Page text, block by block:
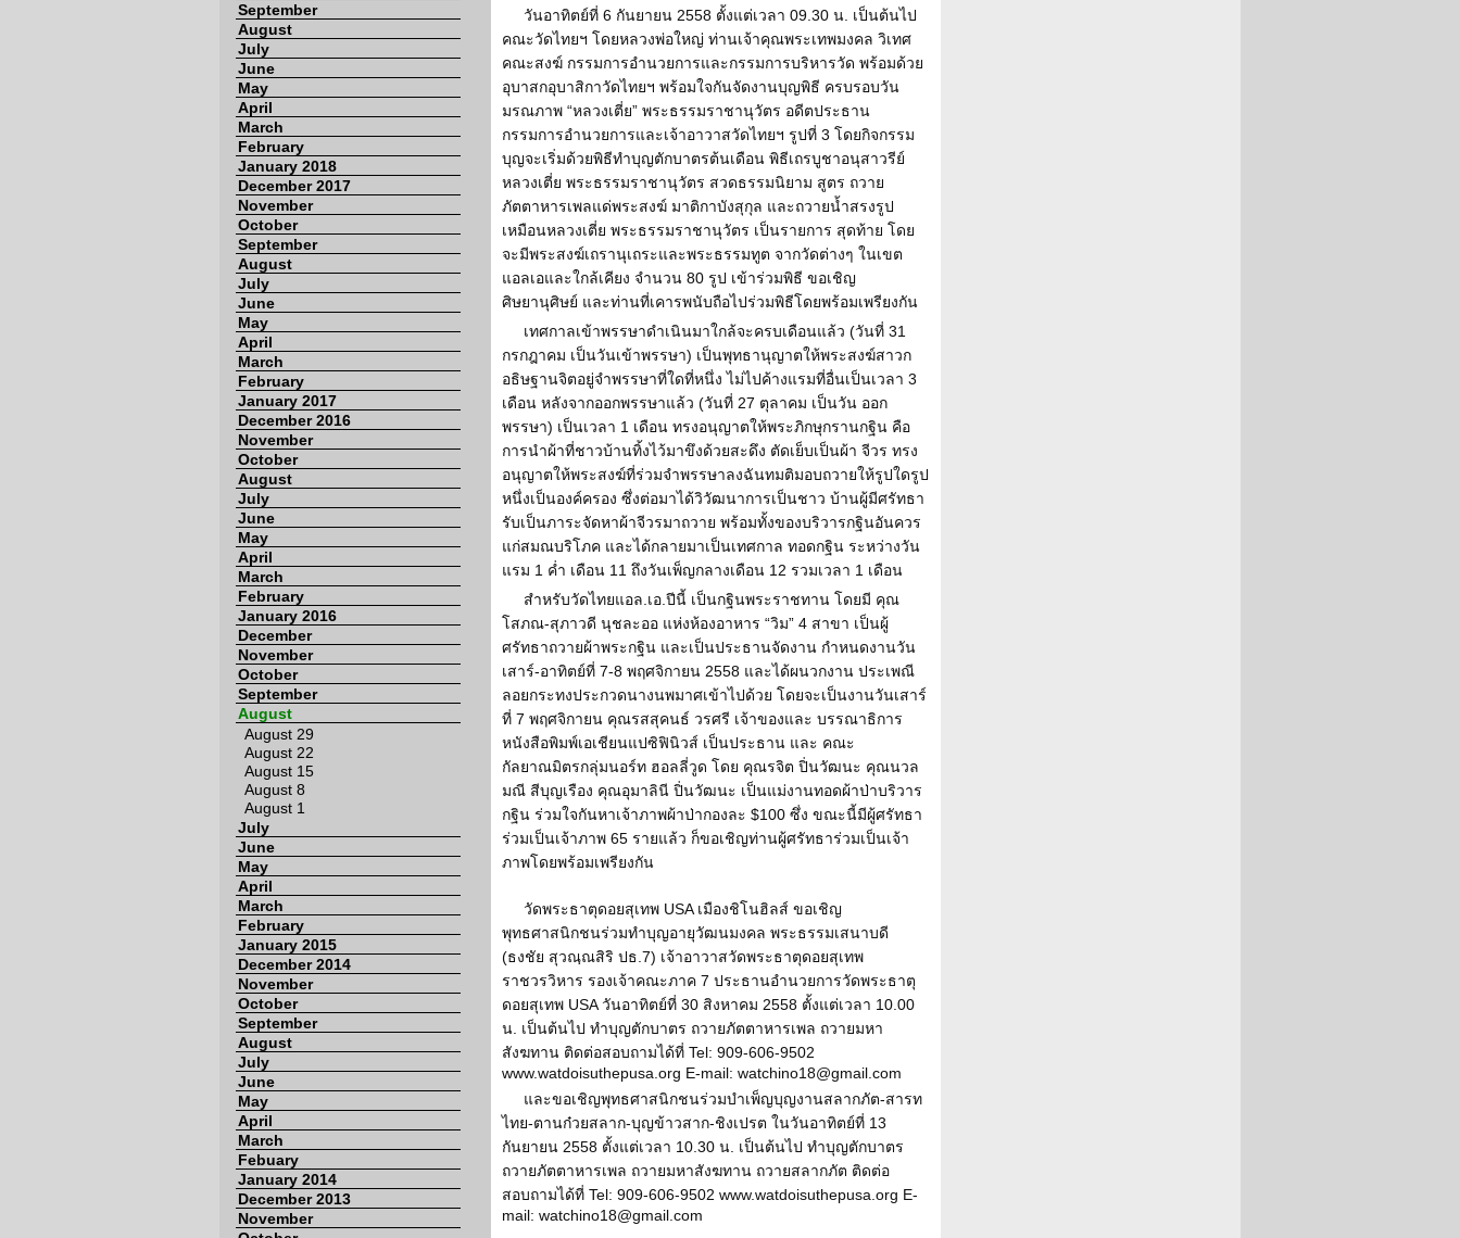
September
August
July
June
May
April
March
February
January 2018
December 2017
November
October
September
August
July
June
May
April
March
February
January 2017
December 2016
November
October
August
July
June
May
April
March
February
January 2016
December
November
October
September
August
August 29
August 22
August 15
August 8
August 1
July
June
May
April
March
February
January 2015
December 2014
November
October
September
August
July
June
May
April
March
Febuary
January 2014
December 2013
November
วันอาทิตย์ที่ 6 กันยายน 2558 ตั้งแต่เวลา 09.30 น. เป็นต้นไป
คณะวัดไทยฯ โดยหลวงพ่อใหญ่ ท่านเจ้าคุณพระเทพมงคล วิเทศ
คณะสงฆ์ กรรมการอำนวยการและกรรมการบริหารวัด พร้อมด้วย
อุบาสกอุบาสิกาวัดไทยฯ พร้อมใจกันจัดงานบุญพิธี ครบรอบวัน
มรณภาพ “หลวงเตี่ย” พระธรรมราชานุวัตร อดีตประธาน
กรรมการอำนวยการและเจ้าอาวาสวัดไทยฯ รูปที่ 3 โดยกิจกรรม
บุญจะเริ่มด้วยพิธีทำบุญตักบาตรต้นเดือน พิธีเถรบูชาอนุสาวรีย์
หลวงเตี่ย พระธรรมราชานุวัตร สวดธรรมนิยาม สูตร ถวาย
ภัตตาหารเพลแด่พระสงฆ์ มาติกาบังสุกุล และถวายน้ำสรงรูป
เหมือนหลวงเตี่ย พระธรรมราชานุวัตร เป็นรายการ สุดท้าย โดย
จะมีพระสงฆ์เถรานุเถระและพระธรรมทูต จากวัดต่างๆ ในเขต
แอลเอและใกล้เคียง จำนวน 80 รูป เข้าร่วมพิธี ขอเชิญ
ศิษยานุศิษย์ และท่านที่เคารพนับถือไปร่วมพิธีโดยพร้อมเพรียงกัน
เทศกาลเข้าพรรษาดำเนินมาใกล้จะครบเดือนแล้ว (วันที่ 31
กรกฎาคม เป็นวันเข้าพรรษา) เป็นพุทธานุญาตให้พระสงฆ์สาวก
อธิษฐานจิตอยู่จำพรรษาที่ใดที่หนึ่ง ไม่ไปค้างแรมที่อื่นเป็นเวลา 3
เดือน หลังจากออกพรรษาแล้ว (วันที่ 27 ตุลาคม เป็นวัน ออก
พรรษา) เป็นเวลา 1 เดือน ทรงอนุญาตให้พระภิกษุกรานกฐิน คือ
การนำผ้าที่ชาวบ้านทิ้งไว้มาขึงด้วยสะดึง ตัดเย็บเป็นผ้า จีวร ทรง
อนุญาตให้พระสงฆ์ที่ร่วมจำพรรษาลงฉันทมติมอบถวายให้รูปใดรูป
หนึ่งเป็นองค์ครอง ซึ่งต่อมาได้วิวัฒนาการเป็นชาว บ้านผู้มีศรัทธา
รับเป็นภาระจัดหาผ้าจีวรมาถวาย พร้อมทั้งของบริวารกฐินอันควร
แก่สมณบริโภค และได้กลายมาเป็นเทศกาล ทอดกฐิน ระหว่างวัน
แรม 1 ค่ำ เดือน 11 ถึงวันเพ็ญกลางเดือน 12 รวมเวลา 1 เดือน
สำหรับวัดไทยแอล.เอ.ปีนี้ เป็นกฐินพระราชทาน โดยมี คุณ
โสภณ-สุภาวดี นุชละออ แห่งห้องอาหาร “วิม” 4 สาขา เป็นผู้
ศรัทธาถวายผ้าพระกฐิน และเป็นประธานจัดงาน กำหนดงานวัน
เสาร์-อาทิตย์ที่ 7-8 พฤศจิกายน 2558 และได้ผนวกงาน ประเพณี
ลอยกระทงประกวดนางนพมาศเข้าไปด้วย โดยจะเป็นงานวันเสาร์
ที่ 7 พฤศจิกายน คุณรสสุคนธ์ วรศรี เจ้าของและ บรรณาธิการ
หนังสือพิมพ์เอเชียนแปซิฟินิวส์ เป็นประธาน และ คณะ
กัลยาณมิตรกลุ่มนอร์ท ฮอลลี่วูด โดย คุณรจิต ปิ่นวัฒนะ คุณนวล
มณี สีบุญเรือง คุณอุมาลินี ปิ่นวัฒนะ เป็นแม่งานทอดผ้าป่าบริวาร
กฐิน ร่วมใจกันหาเจ้าภาพผ้าป่ากองละ $100 ซึ่ง ขณะนี้มีผู้ศรัทธา
ร่วมเป็นเจ้าภาพ 65 รายแล้ว ก็ขอเชิญท่านผู้ศรัทธาร่วมเป็นเจ้า
ภาพโดยพร้อมเพรียงกัน
วัดพระธาตุดอยสุเทพ USA เมืองชิโนฮิลส์ ขอเชิญ
พุทธศาสนิกชนร่วมทำบุญอายุวัฒนมงคล พระธรรมเสนาบดี
(ธงชัย สุวณฺณสิริ ปธ.7) เจ้าอาวาสวัดพระธาตุดอยสุเทพ
ราชวรวิหาร รองเจ้าคณะภาค 7 ประธานอำนวยการวัดพระธาตุ
ดอยสุเทพ USA วันอาทิตย์ที่ 30 สิงหาคม 2558 ตั้งแต่เวลา 10.00
น. เป็นต้นไป ทำบุญตักบาตร ถวายภัตตาหารเพล ถวายมหา
สังฆทาน ติดต่อสอบถามได้ที่ Tel: 909-606-9502
www.watdoisuthepusa.org E-mail: watchino18@gmail.com
และขอเชิญพุทธศาสนิกชนร่วมบำเพ็ญบุญงานสลากภัต-สารท
ไทย-ตานก๋วยสลาก-บุญข้าวสาก-ชิงเปรต ในวันอาทิตย์ที่ 13
กันยายน 2558 ตั้งแต่เวลา 10.30 น. เป็นต้นไป ทำบุญตักบาตร
ถวายภัตตาหารเพล ถวายมหาสังฆทาน ถวายสลากภัต ติดต่อ
สอบถามได้ที่ Tel: 909-606-9502 www.watdoisuthepusa.org E-
mail: watchino18@gmail.com